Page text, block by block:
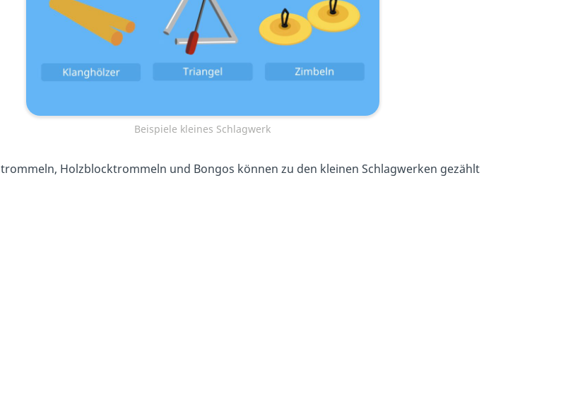
Beispiele kleines Schlagwerk
Holzblocktrommeln und Bongos können zu den kleinen Schlagwerken gezählt